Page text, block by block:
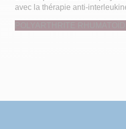
avec la thérapie anti-